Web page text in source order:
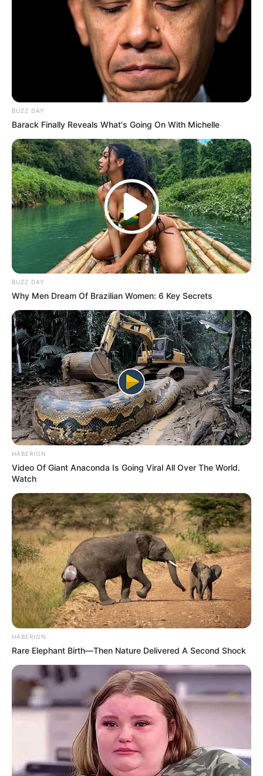
LIHAT ARTIKEL LAINNYA
BUZZ DAY
Barack Finally Reveals What's Going On With Michelle
BUZZ DAY
Why Men Dream Of Brazilian Women: 6 Key Secrets
HABERION
Video Of Giant Anaconda Is Going Viral All Over The World.
Watch
HABERION
Rare Elephant Birth—Then Nature Delivered A Second Shock